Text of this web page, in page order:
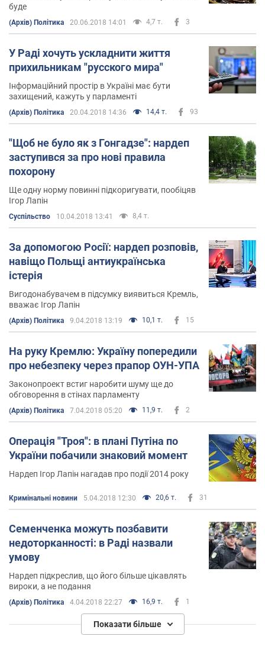
буде
(Архів) Політика 20.06.2018 14:01 4,7 т. 3
У Раді хочуть ускладнити життя
прихильникам "русского мира"
Інформаційний простір в Україні має бути
захищений, кажуть у парламенті
(Архів) Політика 20.04.2018 14:36 14,4 т. 93
"Щоб не було як з Гонгадзе": нардеп
заступився за про нові правила
похорону
Ще одну норму повинні підкоригувати, пообіцяв
Ігор Лапін
Суспільство 10.04.2018 13:41 8,4 т.
За допомогою Росії: нардеп розповів,
навіщо Польщі антиукраїнська
істерія
Вигодонабувачем в підсумку виявиться Кремль,
вважає Ігор Лапін
(Архів) Політика 9.04.2018 13:19 10,1 т. 15
На руку Кремлю: Україну попередили
про небезпеку через прапор ОУН-УПА
Законопроект встиг наробити шуму ще до
обговорення в стінах парламенту
(Архів) Політика 7.04.2018 05:20 11,9 т. 2
Операція "Троя": в плані Путіна по
України побачили знаковий момент
Нардеп Ігор Лапін нагадав про події 2014 року
Кримінальні новини 5.04.2018 12:30 20,6 т. 31
Семенченка можуть позбавити
недоторканності: в Раді назвали
умову
Нардеп підкреслив, що його більше цікавлять
вироки, а не подання
(Архів) Політика 4.04.2018 22:27 16,9 т. 1
Показати більше